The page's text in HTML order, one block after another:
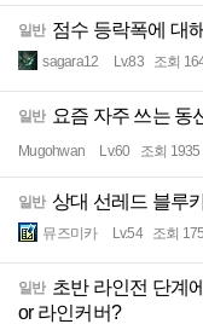
일반 점수 등락폭에 대
sagara12 Lv.83 조회
일반 요즘 자주 쓰는 동
Mugohwan Lv.60 조회 1935
일반 상대 선레드 블루
뮤즈미카 Lv.54 조회
일반 초반 라인전 단계
or 라인커버?